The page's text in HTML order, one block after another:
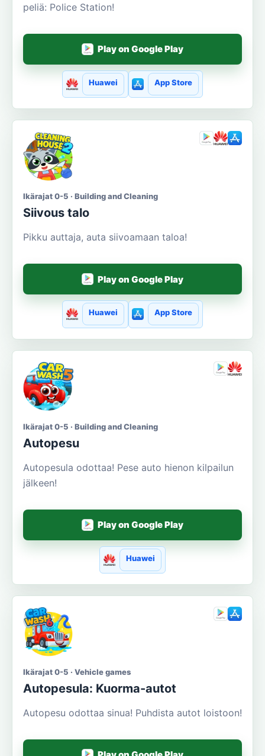
peliä: Police Station!
Play on Google Play
Huawei App Store
Ikärajat 0-5 · Building and Cleaning
Siivous talo
Pikku auttaja, auta siivoamaan taloa!
Play on Google Play
Huawei App Store
Ikärajat 0-5 · Building and Cleaning
Autopesu
Autopesula odottaa! Pese auto hienon kilpailun
jälkeen!
Play on Google Play
Huawei
Ikärajat 0-5 · Vehicle games
Autopesula: Kuorma-autot
Autopesu odottaa sinua! Puhdista autot loistoon!